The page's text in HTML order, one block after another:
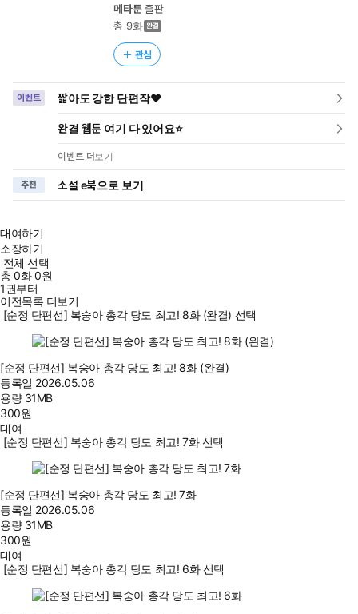
메타툰출판
총 9화
관심
이벤트 짧아도 강한 단편작❤️
완결 웹툰 여기 다 있어요⭐
이벤트 더보기
추천 소설 e북으로 보기
대여하기
소장하기
전체 선택
총0화0원
1권부터
이전목록 더보기
[순정 단편선] 복숭아 총각 당도 최고! 8화 (완결) 선택
[순정 단편선] 복숭아 총각 당도 최고! 8화 (완결)
등록일 2026.05.06
용량 31MB
300원
대여
[순정 단편선] 복숭아 총각 당도 최고! 7화 선택
[순정 단편선] 복숭아 총각 당도 최고! 7화
등록일 2026.05.06
용량 31MB
300원
대여
[순정 단편선] 복숭아 총각 당도 최고! 6화 선택